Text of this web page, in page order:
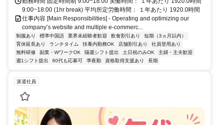
9:00~18:00 (1hr break) 平均所定労働時間： １年あたり 1920.0時間
仕事内容 [Main Responsibilities] - Operating and optimizing our
company’s website and multiple e-commerc...
制服あり 標準中国語 業界未経験者歓迎 飲食割引あり
短期（3ヵ月以内）
育休延長あり
ランチタイム 扶養内勤務OK 店舗割引あり
社員登用あり
無料研修
副業・WワークOK 隔週シフト提出 土日祝のみOK
主婦・主夫歓迎
週1シフト提出
60代も応募可 準夜勤 資格取得支援あり 長期
派遣社員